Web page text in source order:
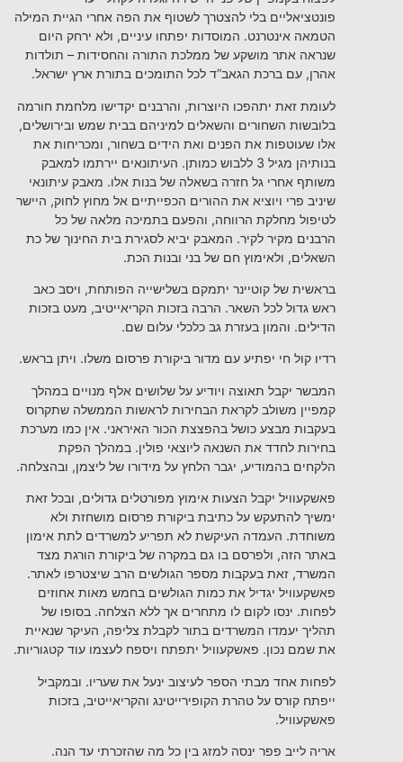
פונטציאליים בלי להצטרך לשטוף את הפה אחרי הגיית המילה
הטמאה אינטרנט. המוסדות יפתחו עיניים, ולא ירחק היום
שנראה אתר מושקע של ממלכת התורה והחסידות – תולדות
אהרן, עם ברכת הגאב”ד לכל התומכים בתורת ארץ ישראל.
לעומת זאת יתהפכו היוצרות, והרבנים יקדישו מלחמת חורמה
בלובשות השחורים והשאלים למיניהם בבית שמש ובירושלים,
אלו שעוטפות את הפנים ואת הידים בשחור, ומכריחות את
בנותיהן מגיל 3 ללבוש כמותן. העיתונאים יירתמו למאבק
משותף אחרי גל חזרה בשאלה של בנות אלו. מאבק עיתונאי
שיניב פרי ויוציא את ההורים הכפייתיים אל מחוץ לחוק, היישר
לטיפול מחלקת הרווחה, והפעם בתמיכה מלאה של כל
הרבנים מקיר לקיר. המאבק יביא לסגירת בית החינוך של כת
השאלים, ולאימוץ חם של בני ובנות הכת.
בראשית של קוטיינר יתמקם בשלישייה הפותחת, ויסב כאב
ראש גדול לכל השאר. הרבה בזכות הקריאייטיב, מעט בזכות
הדילים. והמון בעזרת גב כלכלי עלום שם.
רדיו קול חי יפתיע עם מדור ביקורת פרסום משלו. ויתן בראש.
המבשר יקבל תאוצה ויודיע על שלושים אלף מנויים במהלך
קמפיין משולב לקראת הבחירות לראשות הממשלה שתקרוס
בעקבות מבצע כושל בהפצצת הכור האיראני. אין כמו מערכת
בחירות לחדד את השנאה ליוצאי פולין. במהלך הפקת
הלקחים בהמודיע, יגבר הלחץ על מידורו של ליצמן, ובהצלחה.
פאשקעוויל יקבל הצעות אימוץ מפורטלים גדולים, ובכל זאת
ימשיך להתעקש על כתיבת ביקורת פרסום מושחזת ולא
משוחדת. העמדה העיקשת לא תפריע למשרדים לתת אימון
באתר הזה, ולפרסם בו גם במקרה של ביקורת הורגת מצד
המשרד, זאת בעקבות מספר הגולשים הרב שיצטרפו לאתר.
פאשקעוויל יגדיל את כמות הגולשים בחמש מאות אחוזים
לפחות. ינסו לקום לו מתחרים אך ללא הצלחה. בסופו של
תהליך יעמדו המשרדים בתור לקבלת צליפה, העיקר שנאיית
את שמם נכון. פאשקעוויל יתפתח ויספח לעצמו עוד קטגוריות.
לפחות אחד מבתי הספר לעיצוב ינעל את שעריו. ובמקביל
ייפתח קורס על טהרת הקופירייטינג והקריאייטיב, בזכות
פאשקעוויל.
אריה לייב פפר ינסה למזג בין כל מה שהזכרתי עד הנה.